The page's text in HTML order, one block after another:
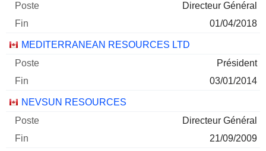
Directeur Général
01/04/2018
MEDITERRANEAN RESOURCES LTD
Président
03/01/2014
NEVSUN RESOURCES
Directeur Général
21/09/2009